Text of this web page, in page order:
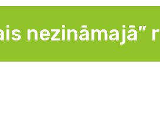
nezināmajā”